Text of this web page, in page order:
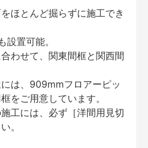
ほとんど掘らずに施工でき
置可能。
わせて、関東間框と関西間
は、909mmフロアーピッ
をご用意しています。
工には、必ず［洋間用見切
。